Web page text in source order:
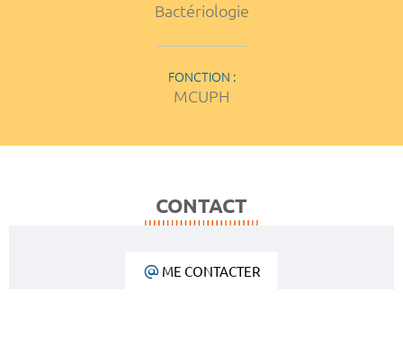
Bactériologie
FONCTION :
MCUPH
CONTACT
ME CONTACTER